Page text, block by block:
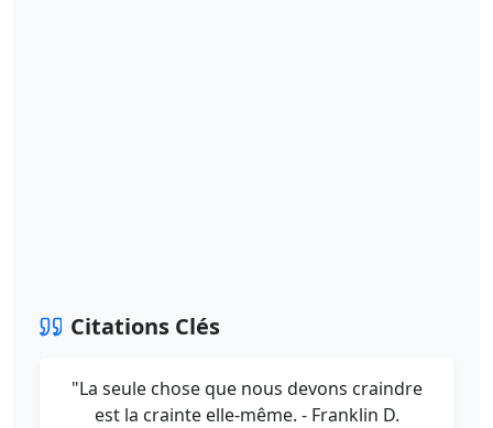
Citations Clés
"La seule chose que nous devons craindre
est la crainte elle-même. - Franklin D.